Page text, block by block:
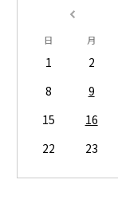
日 月
1 2
8
9
15
16
22
23